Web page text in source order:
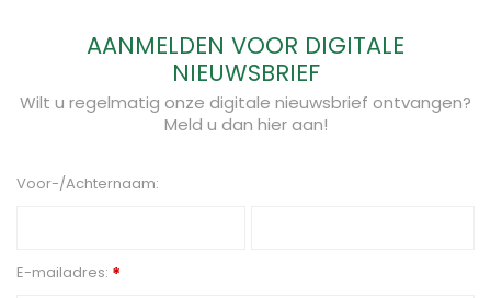
AANMELDEN VOOR DIGITALE
NIEUWSBRIEF
Wilt u regelmatig onze digitale nieuwsbrief ontvangen?
Meld u dan hier aan!
Voor-/Achternaam:
E-mailadres: *